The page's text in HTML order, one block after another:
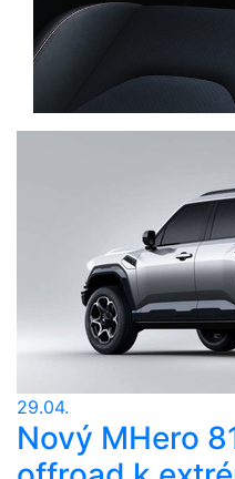
29.04.
Nový MHero